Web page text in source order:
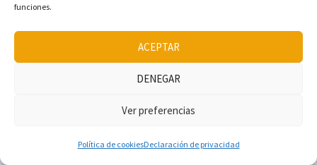
funciones.
ACEPTAR
DENEGAR
Ver preferencias
Política de cookiesDeclaración de privacidad
Deja un comentario
Tu dirección de correo electrónico no será
Los campos obligatorios están